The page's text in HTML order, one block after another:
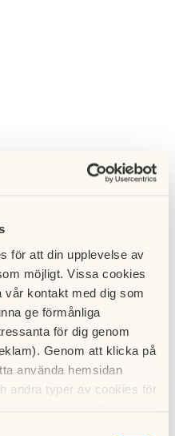
för att din upplevelse av
möjligt. Vissa cookies
vår kontakt med dig som
ge förmånliga
för dig genom
Genom att klicka på
använda hemsidan
andra typer av cookies för